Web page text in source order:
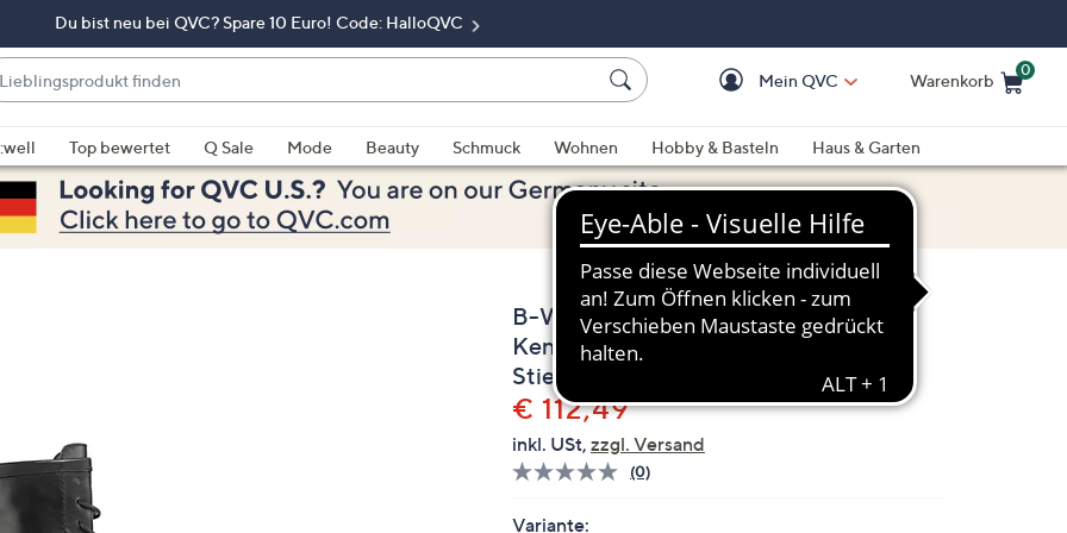
Du bist neu bei QVC? Spare 10 Euro! Code: HalloQVC
Mein QVC Warenkorb
0
Top bewertet Q Sale Mode Beauty Schmuck Wohnen Hobby & Basteln
Haus & Garten
B-Ware STEFFEN SCHRAUT by
Kennel & Schmenger Damen-
Stiefelette Materialmix
Gelöscht
€ 112,49
inkl. USt, zzgl. Versand
Bisher
(0)
Variante: